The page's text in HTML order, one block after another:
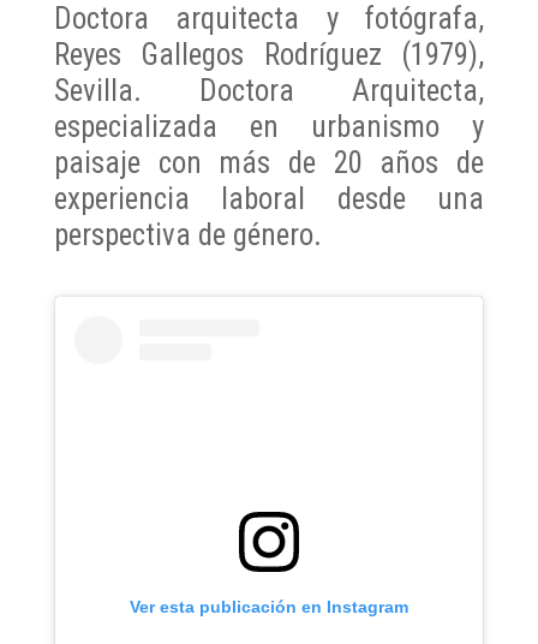
Doctora arquitecta y fotógrafa,
Reyes Gallegos Rodríguez (1979),
Sevilla. Doctora Arquitecta,
especializada en urbanismo y
paisaje con más de 20 años de
experiencia laboral desde una
perspectiva de género.
Ver esta publicación en Instagram